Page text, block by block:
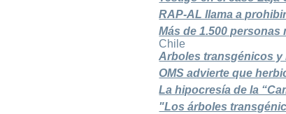
RAP-AL llama a
Más de 1.500
Chile
Arboles transgénicos y
OMS advierte que
La hipocresía de la
"Los árboles